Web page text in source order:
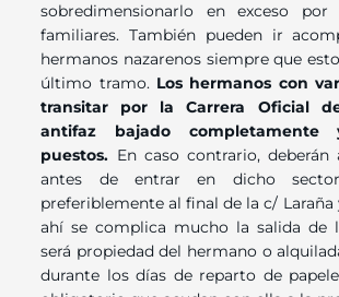
sobredimensionarlo en exceso por
familiares. También pueden ir
hermanos nazarenos siempre que
último tramo. Los hermanos con
transitar por la Carrera Oficial
antifaz bajado
puestos. En caso contrario, deberán
antes de entrar en dicho
preferiblemente al final de la c/ Laraña
ahí se complica mucho la salida de
será propiedad del hermano o
durante los días de reparto de